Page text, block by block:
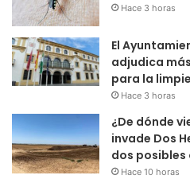
Hace 3 horas
El
adjudica
para la
Hace 3 horas
¿De dónde
invade Dos
dos posibles
Hace 10 horas